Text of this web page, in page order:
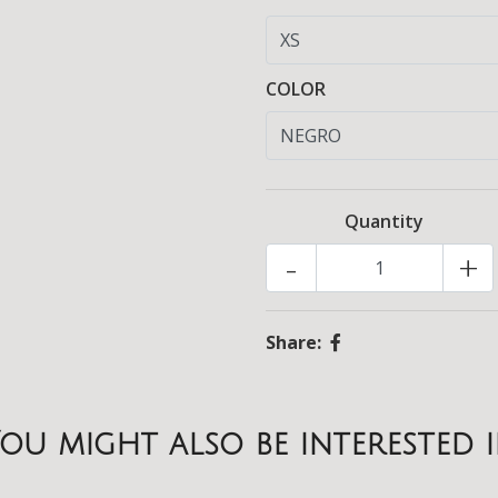
COLOR
Quantity
+
-
Share:
might also be interested